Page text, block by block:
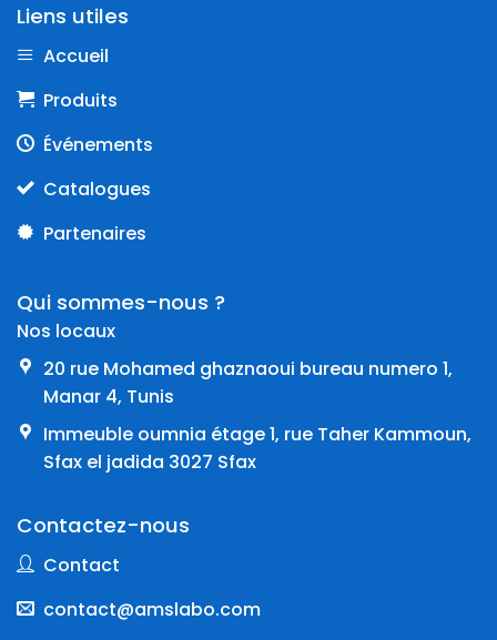
Liens utiles
Accueil
Produits
Événements
Catalogues
Partenaires
Qui sommes-nous ?
Nos locaux
20 rue Mohamed ghaznaoui bureau numero 1,
Manar 4, Tunis
Immeuble oumnia étage 1, rue Taher Kammoun,
Sfax el jadida 3027 Sfax
Contactez-nous
Contact
contact@amslabo.com